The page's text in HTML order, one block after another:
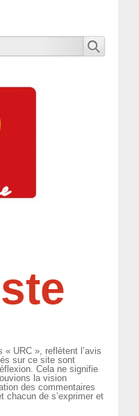
URC », reflètent l’avis
sur ce site sont
Cela ne signifie
la vision
des commentaires
chacun de s’exprimer et